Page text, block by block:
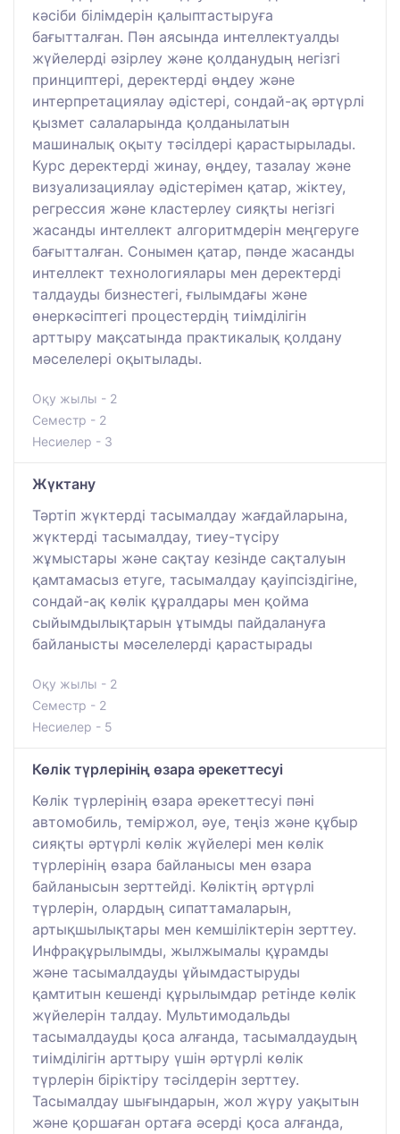
кәсіби білімдерін қалыптастыруға
бағытталған. Пән аясында интеллектуалды
жүйелерді әзірлеу және қолданудың негізгі
принциптері, деректерді өңдеу және
интерпретациялау әдістері, сондай-ақ әртүрлі
қызмет салаларында қолданылатын
машиналық оқыту тәсілдері қарастырылады.
Курс деректерді жинау, өңдеу, тазалау және
визуализациялау әдістерімен қатар, жіктеу,
регрессия және кластерлеу сияқты негізгі
жасанды интеллект алгоритмдерін меңгеруге
бағытталған. Сонымен қатар, пәнде жасанды
интеллект технологиялары мен деректерді
талдауды бизнестегі, ғылымдағы және
өнеркәсіптегі процестердің тиімділігін
арттыру мақсатында практикалық қолдану
мәселелері оқытылады.
Оқу жылы - 2
Семестр - 2
Несиелер - 3
Жүктану
Тәртіп жүктерді тасымалдау жағдайларына,
жүктерді тасымалдау, тиеу-түсіру
жұмыстары және сақтау кезінде сақталуын
қамтамасыз етуге, тасымалдау қауіпсіздігіне,
сондай-ақ көлік құралдары мен қойма
сыйымдылықтарын ұтымды пайдалануға
байланысты мәселелерді қарастырады
Оқу жылы - 2
Семестр - 2
Несиелер - 5
Көлік түрлерінің өзара әрекеттесуі
Көлік түрлерінің өзара әрекеттесуі пәні
автомобиль, теміржол, әуе, теңіз және құбыр
сияқты әртүрлі көлік жүйелері мен көлік
түрлерінің өзара байланысы мен өзара
байланысын зерттейді. Көліктің әртүрлі
түрлерін, олардың сипаттамаларын,
артықшылықтары мен кемшіліктерін зерттеу.
Инфрақұрылымды, жылжымалы құрамды
және тасымалдауды ұйымдастыруды
қамтитын кешенді құрылымдар ретінде көлік
жүйелерін талдау. Мультимодальды
тасымалдауды қоса алғанда, тасымалдаудың
тиімділігін арттыру үшін әртүрлі көлік
түрлерін біріктіру тәсілдерін зерттеу.
Тасымалдау шығындарын, жол жүру уақытын
және қоршаған ортаға әсерді қоса алғанда,